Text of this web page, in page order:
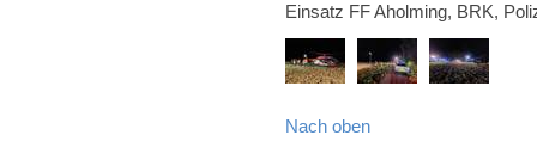
Einsatz FF Aholming, BRK,
Nach oben